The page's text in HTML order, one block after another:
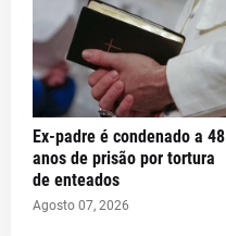
Ex-padre é condenado a 48
anos de prisão por tortura
de enteados
Agosto 07, 2026